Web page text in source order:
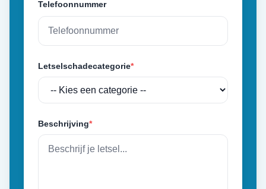
Telefoonnummer
Letselschadecategorie*
Beschrijving*